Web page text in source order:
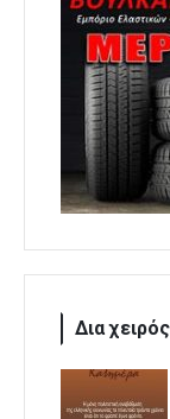
Δια